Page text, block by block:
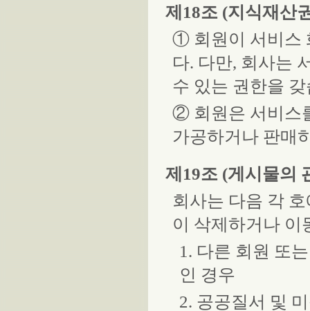
제18조 (지식재산
① 회원이 서비스
다. 다만, 회사는
수 있는 권한을
② 회원은 서비스
가공하거나 판매
제19조 (게시물의
회사는 다음 각
이 삭제하거나 이
1. 다른 회원 또
인 경우
2. 공공질서 및